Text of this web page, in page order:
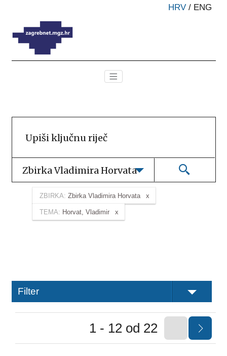
HRV / ENG
Zbirka Vladimira Horvata
ZBIRKA: Zbirka Vladimira Horvata
TEMA: Horvat, Vladimir
Filter
1 - 12 od 22